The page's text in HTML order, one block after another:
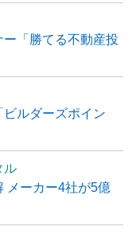
「勝てる不動産投
ルダーズポイン
ル
メーカー4社が5億